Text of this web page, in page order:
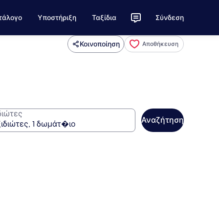
Υποστήριξη Ταξίδια Σύνδεση
Κοινοποίηση Αποθήκευση
Αναζήτηση